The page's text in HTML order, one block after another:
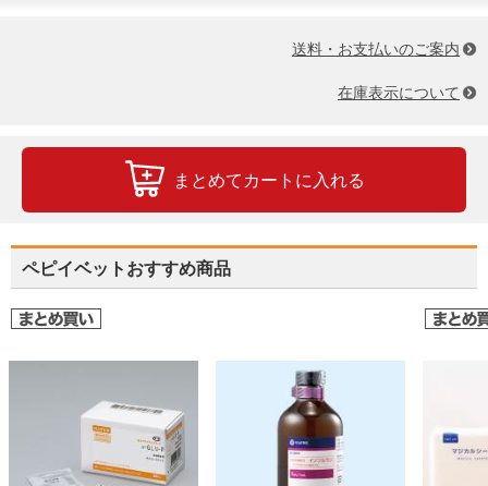
送料・お支払いのご案内
在庫表示について
まとめてカートに入れる
ペピイベットおすすめ商品